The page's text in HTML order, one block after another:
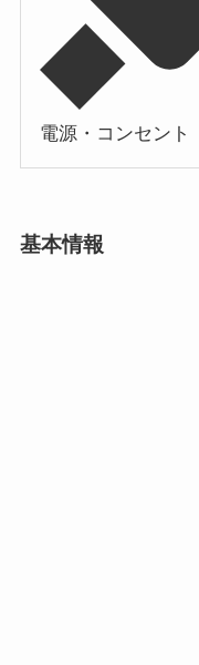
電源・コンセント
基本情報